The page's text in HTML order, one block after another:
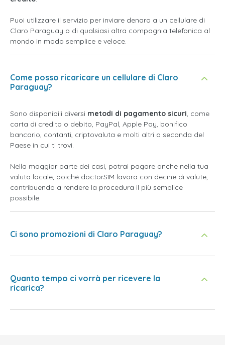
Puoi utilizzare il servizio per inviare denaro a un cellulare di
Claro Paraguay o di qualsiasi altra compagnia telefonica al
mondo in modo semplice e veloce.
Come posso ricaricare un cellulare di Claro
Paraguay?
Sono disponibili diversi metodi di pagamento sicuri, come
carta di credito o debito, PayPal, Apple Pay, bonifico
bancario, contanti, criptovaluta e molti altri a seconda del
Paese in cui ti trovi.
Nella maggior parte dei casi, potrai pagare anche nella tua
valuta locale, poiché doctorSIM lavora con decine di valute,
contribuendo a rendere la procedura il più semplice
possibile.
Ci sono promozioni di Claro Paraguay?
Quanto tempo ci vorrà per ricevere la
ricarica?